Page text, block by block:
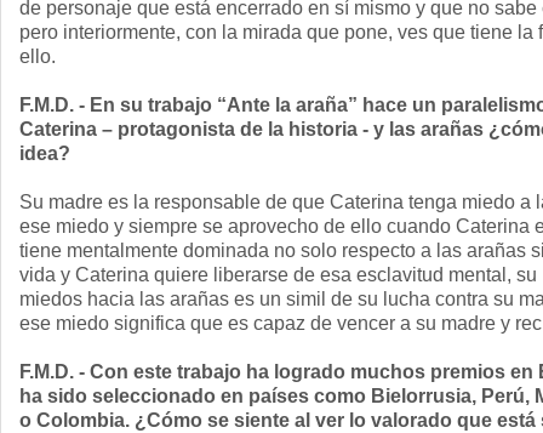
de personaje que está encerrado en sí mismo y que no
pero interiormente, con la mirada que pone, ves que tiene la
ello.
F.M.D. - En su trabajo “Ante la araña” hace un
Caterina – protagonista de la historia - y las arañas
idea?
Su madre es la responsable de que Caterina tenga miedo a
ese miedo y siempre se aprovecho de ello cuando Caterina
tiene mentalmente dominada no solo respecto a las arañas
vida y Caterina quiere liberarse de esa esclavitud mental,
miedos hacia las arañas es un simil de su lucha contra su
ese miedo significa que es capaz de vencer a su madre y
F.M.D. - Con este trabajo ha logrado muchos premios en
ha sido seleccionado en países como Bielorrusia, Perú,
o Colombia. ¿Cómo se siente al ver lo valorado que